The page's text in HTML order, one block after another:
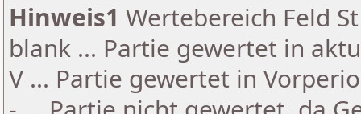
Hinweis1 Wertebereich Feld
blank ... Partie gewertet in
V ... Partie gewertet in